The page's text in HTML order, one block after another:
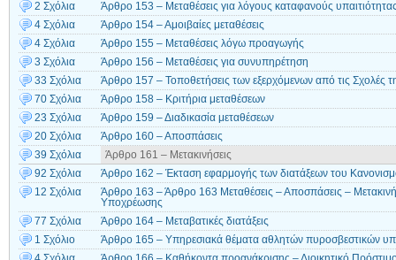
2 Σχόλια
Άρθρο 153 – Μεταθέσεις για λόγους καταφανούς
4 Σχόλια
Άρθρο 154 – Αμοιβαίες μεταθέσεις
4 Σχόλια
Άρθρο 155 – Μεταθέσεις λόγω προαγωγής
3 Σχόλια
Άρθρο 156 – Μεταθέσεις για συνυπηρέτηση
33 Σχόλια
Άρθρο 157 – Τοποθετήσεις των εξερχόμενων από τις Σχολές
70 Σχόλια
Άρθρο 158 – Κριτήρια μεταθέσεων
23 Σχόλια
Άρθρο 159 – Διαδικασία μεταθέσεων
20 Σχόλια
Άρθρο 160 – Αποσπάσεις
39 Σχόλια
Άρθρο 161 – Μετακινήσεις
92 Σχόλια
Άρθρο 162 – Έκταση εφαρμογής των διατάξεων του
12 Σχόλια
Άρθρο 163 – Άρθρο 163 Μεταθέσεις – Αποσπάσεις –
Υποχρέωσης
77 Σχόλια
Άρθρο 164 – Μεταβατικές διατάξεις
1 Σχόλιο
Άρθρο 165 – Υπηρεσιακά θέματα αθλητών πυροσβεστικών